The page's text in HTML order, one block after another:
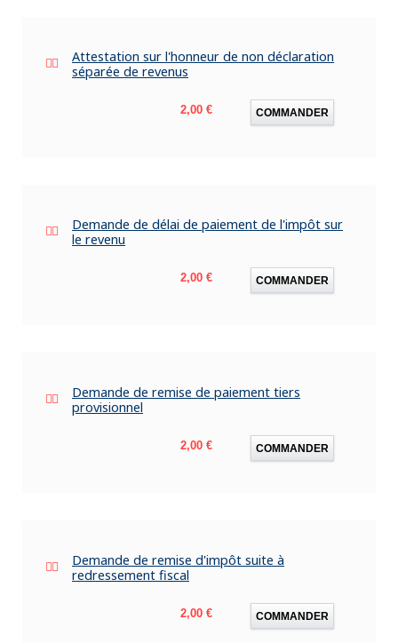
Attestation sur l'honneur de non déclaration
séparée de revenus
Prix
2,00 € COMMANDER
Demande de délai de paiement de l'impôt sur
le revenu
Prix
2,00 € COMMANDER
Demande de remise de paiement tiers
provisionnel
Prix
2,00 € COMMANDER
Demande de remise d'impôt suite à
redressement fiscal
Prix
2,00 € COMMANDER